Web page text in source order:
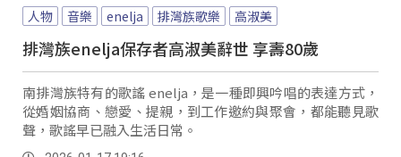
人物 音樂 enelja 排灣族歌樂 高淑美
排灣族enelja保存者高淑美辭世 享壽80歲
南排灣族特有的歌謠 enelja，是一種即興吟唱的表達方式，
從婚姻協商、戀愛、提親，到工作邀約與聚會，都能聽見歌
聲，歌謠早已融入生活日常。